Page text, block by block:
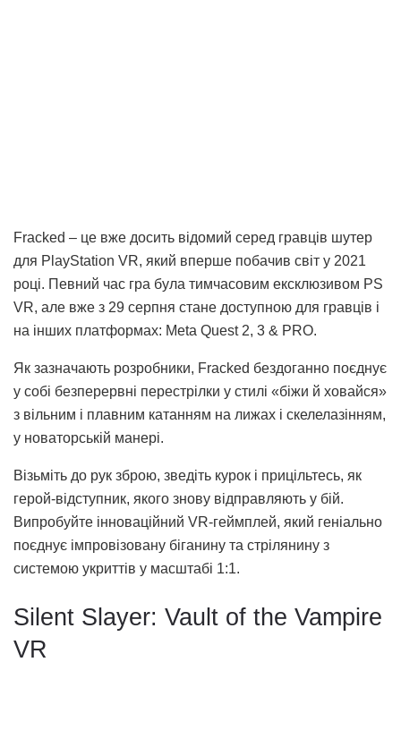
Fracked – це вже досить відомий серед гравців шутер
для PlayStation VR, який вперше побачив світ у 2021
році. Певний час гра була тимчасовим ексклюзивом PS
VR, але вже з 29 серпня стане доступною для гравців і
на інших платформах: Meta Quest 2, 3 & PRO.
Як зазначають розробники, Fracked бездоганно поєднує
у собі безперервні перестрілки у стилі «біжи й ховайся»
з вільним і плавним катанням на лижах і скелелазінням,
у новаторській манері.
Візьміть до рук зброю, зведіть курок і прицільтесь, як
герой-відступник, якого знову відправляють у бій.
Випробуйте інноваційний VR-геймплей, який геніально
поєднує імпровізовану біганину та стрілянину з
системою укриттів у масштабі 1:1.
Silent Slayer: Vault of the Vampire
VR